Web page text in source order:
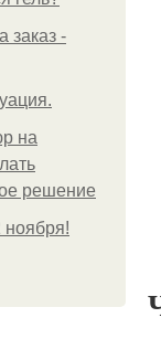
заказ -
на
решение
ноября!